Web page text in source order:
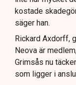
kostade
säger han.
Rickard Axdorff,
Neova är
Grimsås nu
som ligger i